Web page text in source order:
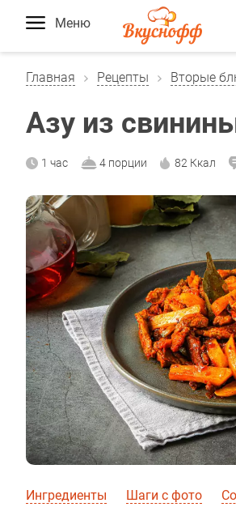
Меню
Главная Рецепты Вторые
Азу из
1 час 4 порции 82 Ккал
Ингредиенты Шаги с фото